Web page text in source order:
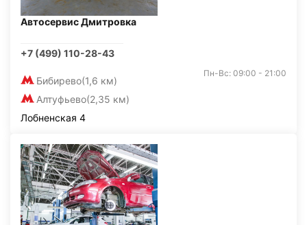
Автосервис Дмитровка
+7 (499) 110-28-43
Бибирево(1,6 км)
Алтуфьево(2,35 км)
Пн-Вс: 09:00 - 21:00
Лобненская 4